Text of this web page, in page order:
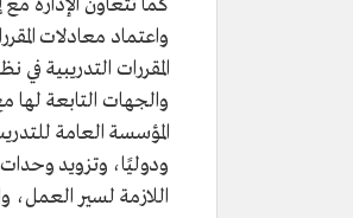
كما تتعاون الإدارة
واعتماد معادلات
المقررات التدريبية
والجهات التابعة
المؤسسة العامة
ودوليًا، وتزويد
اللازمة لسير العمل،